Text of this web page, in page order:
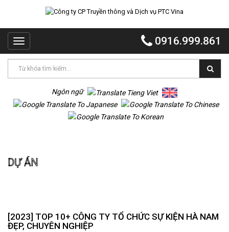
Toggle
navigation
0916.999.861
PTC
PTC
PTC
VOI
DỰ
ÁN
Ngôn ngữ
DỰ ÁN
[2023] TOP 10+ CÔNG TY TỔ CHỨC SỰ KIỆN HÀ NAM
ĐẸP, CHUYÊN NGHIỆP